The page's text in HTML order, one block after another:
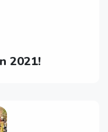
2021!